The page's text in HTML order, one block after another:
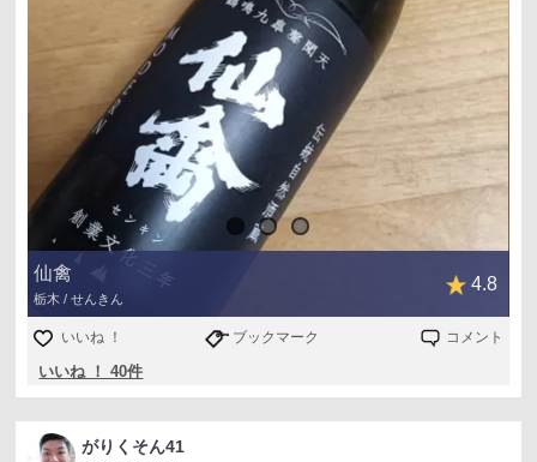
仙禽
栃木 / せんきん
4.8
いいね ！ ブックマーク コメント
いいね ！ 40件
がりくそん41